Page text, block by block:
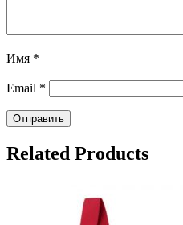
Имя *
Email *
Related Products